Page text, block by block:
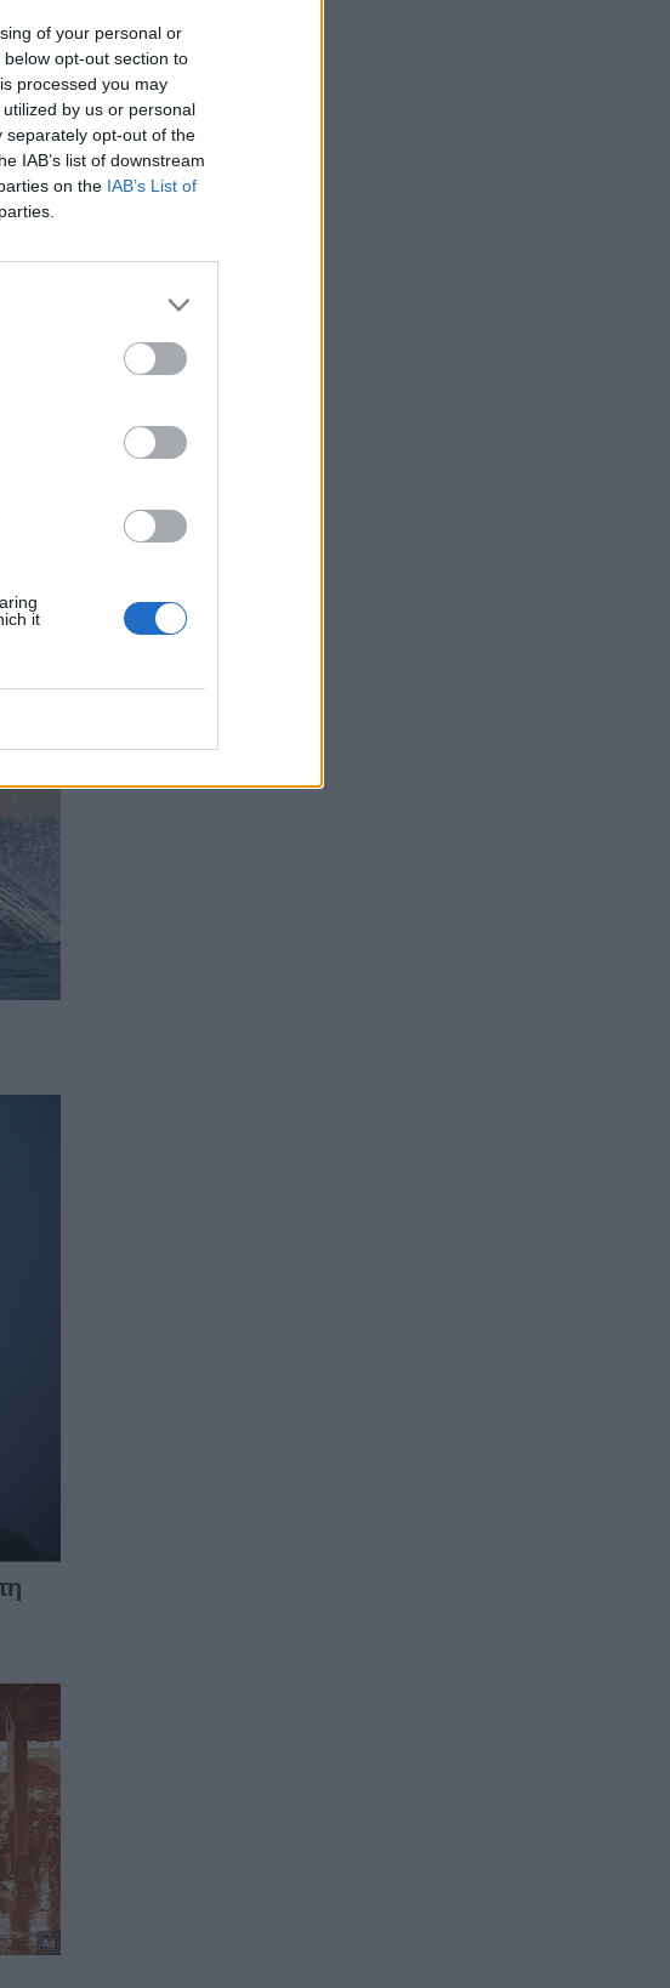
of your personal or
opt-out section to
processed you may
by us or personal
separately opt-out of the
IAB’s list of downstream
on the IAB’s List of
it